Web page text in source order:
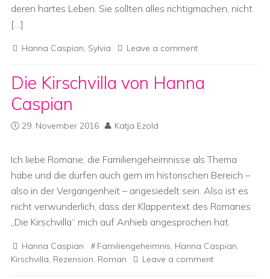
deren hartes Leben. Sie sollten alles richtigmachen, nicht
[…]
Hanna Caspian, Sylvia Leave a comment
Die Kirschvilla von Hanna
Caspian
29. November 2016 Katja Ezold
Ich liebe Romane, die Familiengeheimnisse als Thema
habe und die dürfen auch gern im historischen Bereich –
also in der Vergangenheit – angesiedelt sein. Also ist es
nicht verwunderlich, dass der Klappentext des Romanes
„Die Kirschvilla“ mich auf Anhieb angesprochen hat.
Hanna Caspian Familiengeheimnis, Hanna Caspian,
Kirschvilla, Rezension, Roman Leave a comment